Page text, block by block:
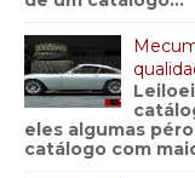
eles algumas
catálogo com